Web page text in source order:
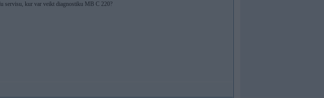
servisu, kur var veikt diagnostiku MB C 220?